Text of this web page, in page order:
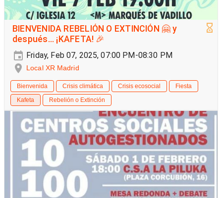
BIENVENIDA REBELIÓN O EXTINCIÓN 🤗 y
después... ¡KAFETA! 🎉
Friday, Feb 07, 2025, 07:00 PM-08:30 PM
Local XR Madrid
Bienvenida Crisis climática Crisis ecosocial
Fiesta
Kafeta
Rebelión o Extinción